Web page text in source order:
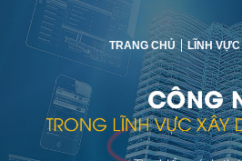
TRANG CHỦ LĨNH